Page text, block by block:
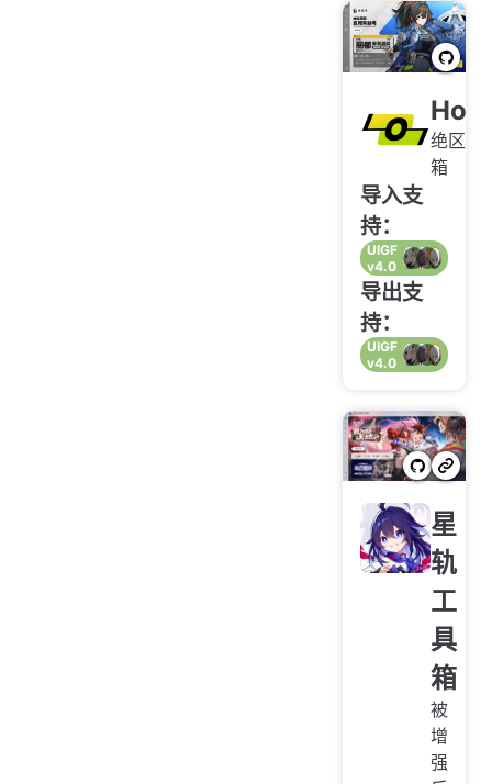
绝区零
箱
导入支
持：
UIGF
v4.0
导出支
持：
UIGF
v4.0
星
轨
工
具
箱
被
增
强